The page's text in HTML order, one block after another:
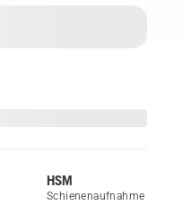
HSM
Schienenaufnahme